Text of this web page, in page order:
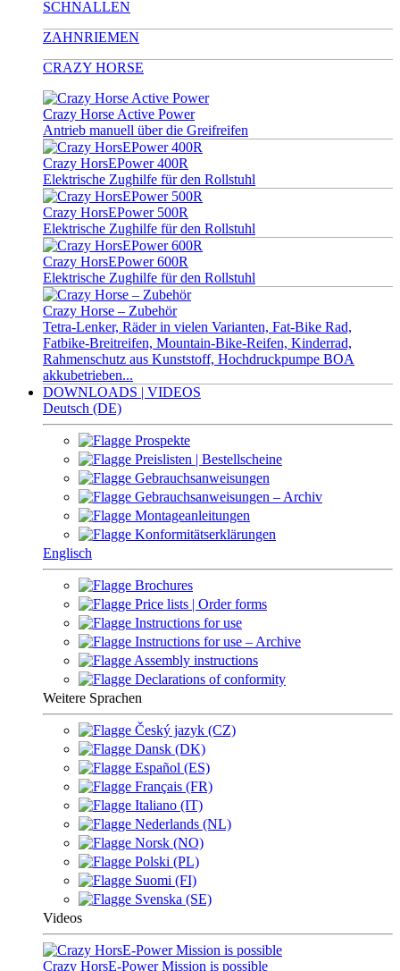
SCHNALLEN
ZAHNRIEMEN
CRAZY HORSE
Crazy Horse Active Power
Antrieb manuell über die Greifreifen
Crazy HorsEPower 400R
Elektrische Zughilfe für den Rollstuhl
Crazy HorsEPower 500R
Elektrische Zughilfe für den Rollstuhl
Crazy HorsEPower 600R
Elektrische Zughilfe für den Rollstuhl
Crazy Horse – Zubehör
Tetra-Lenker, Räder in vielen Varianten, Fat-Bike Rad,
Fatbike-Breitreifen, Mountain-Bike-Reifen, Kinderrad,
Rahmenschutz aus Kunststoff, Hochdruckpumpe BOA
akkubetrieben...
DOWNLOADS | VIDEOS
Deutsch (DE)
Prospekte
Preislisten | Bestellscheine
Gebrauchsanweisungen
Gebrauchsanweisungen – Archiv
Montageanleitungen
Konformitätserklärungen
Englisch
Brochures
Price lists | Order forms
Instructions for use
Instructions for use – Archive
Assembly instructions
Declarations of conformity
Weitere Sprachen
Český jazyk (CZ)
Dansk (DK)
Español (ES)
Français (FR)
Italiano (IT)
Nederlands (NL)
Norsk (NO)
Polski (PL)
Suomi (FI)
Svenska (SE)
Videos
Crazy HorsE-Power Mission is possible